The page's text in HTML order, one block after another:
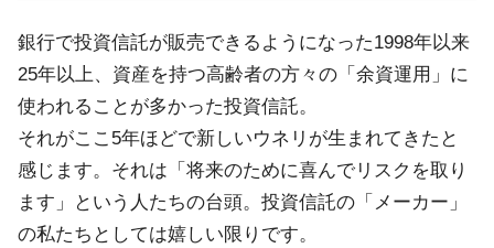
銀行で投資信託が販売できるようになった1998年以来
25年以上、資産を持つ高齢者の方々の「余資運用」に
使われることが多かった投資信託。
それがここ5年ほどで新しいウネリが生まれてきたと
感じます。それは「将来のために喜んでリスクを取り
ます」という人たちの台頭。投資信託の「メーカー」
の私たちとしては嬉しい限りです。